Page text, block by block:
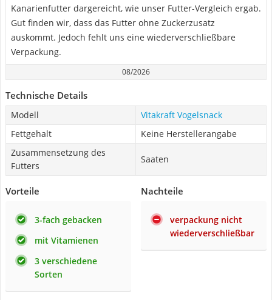
Kanarienfutter dargereicht, wie unser Futter-Vergleich ergab.
Gut finden wir, dass das Futter ohne Zuckerzusatz
auskommt. Jedoch fehlt uns eine wiederverschließbare
Verpackung.
08/2026
Technische Details
Modell
Vitakraft Vogelsnack
Fettgehalt
Keine Herstellerangabe
Zusammensetzung des
Futters
Saaten
Vorteile
3-fach gebacken
mit Vitamienen
3 verschiedene
Sorten
Nachteile
verpackung nicht
wiederverschließbar